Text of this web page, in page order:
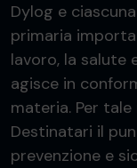
Dylog e
primaria
lavoro, la salute
agisce in
materia. Per
Destinatari il
prevenzione e